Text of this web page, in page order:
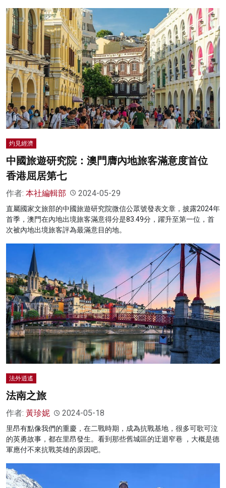
灼見經濟
中國旅遊研究院：澳門膺內地旅客滿意度首位
香港屈居第七
作者: 本社編輯部 2024-05-29
直屬國家文旅部的中國旅遊研究院微信公眾號發表文章，披露2024年
首季，澳門在內地出境旅客滿意得分是83.49分，躍升至第一位，首
次被內地出境旅客評為最滿意目的地。
法外逍遙
法南之旅
作者: 黃珍妮 2024-05-18
里昂有點像我們的重慶，在二戰時期，成為抗戰基地，很多可歌可泣
的英勇故事，都在里昂發生。看到那些舊城區的迂迴窄巷 ，大概是德
軍應付不來抗戰英雄的原因吧。